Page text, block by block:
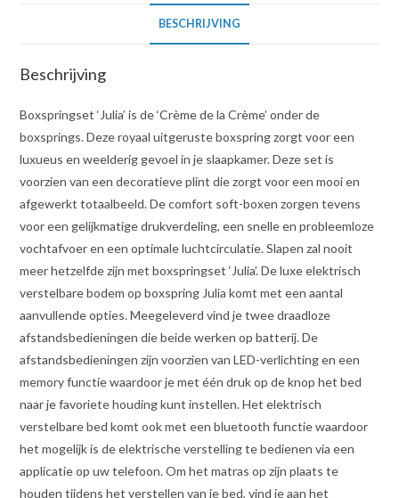
BESCHRIJVING
Beschrijving
Boxspringset ‘Julia’ is de ‘Crème de la Crème’ onder de
boxsprings. Deze royaal uitgeruste boxspring zorgt voor een
luxueus en weelderig gevoel in je slaapkamer. Deze set is
voorzien van een decoratieve plint die zorgt voor een mooi en
afgewerkt totaalbeeld. De comfort soft-boxen zorgen tevens
voor een gelijkmatige drukverdeling, een snelle en probleemloze
vochtafvoer en een optimale luchtcirculatie. Slapen zal nooit
meer hetzelfde zijn met boxspringset ‘Julia’. De luxe elektrisch
verstelbare bodem op boxspring Julia komt met een aantal
aanvullende opties. Meegeleverd vind je twee draadloze
afstandsbedieningen die beide werken op batterij. De
afstandsbedieningen zijn voorzien van LED-verlichting en een
memory functie waardoor je met één druk op de knop het bed
naar je favoriete houding kunt instellen. Het elektrisch
verstelbare bed komt ook met een bluetooth functie waardoor
het mogelijk is de elektrische verstelling te bedienen via een
applicatie op uw telefoon. Om het matras op zijn plaats te
houden tijdens het verstellen van je bed, vind je aan het